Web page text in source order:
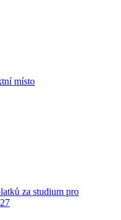
místo
za studium pro